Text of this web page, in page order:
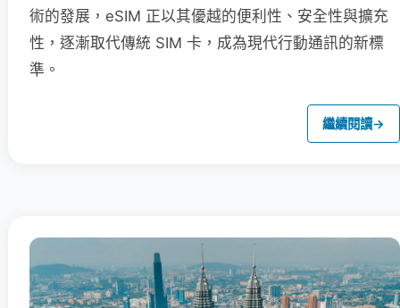
術的發展，eSIM 正以其優越的便利性、安全性與擴充
性，逐漸取代傳統 SIM 卡，成為現代行動通訊的新標
準。
繼續閱讀→